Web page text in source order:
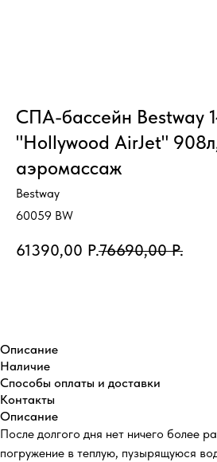
СПА-бассейн Bestway
"Hollywood AirJet"
аэромассаж
Bestway
60059 BW
61390,00 Р.76690,00 Р.
Описание
Наличие
Способы оплаты и доставки
Контакты
Описание
После долгого дня нет ничего более
погружение в теплую, пузырящуюся